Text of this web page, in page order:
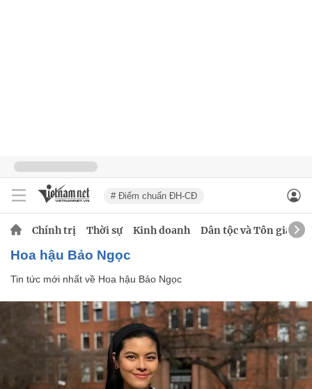
# Điểm chuẩn ĐH-CĐ
Chính trị Thời sự Kinh doanh Dân tộc và Tôn giáo
Hoa hậu Bảo Ngọc
Tin tức mới nhất về Hoa hậu Bảo Ngọc